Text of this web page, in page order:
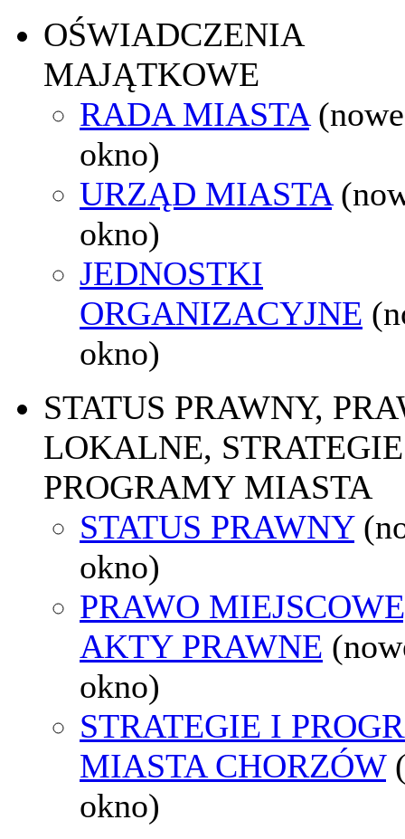
OŚWIADCZENIA
MAJĄTKOWE
RADA MIASTA (nowe
okno)
URZĄD MIASTA
okno)
JEDNOSTKI
ORGANIZACYJNE
okno)
STATUS PRAWNY,
LOKALNE,
PROGRAMY MIASTA
STATUS PRAWNY
okno)
PRAWO
AKTY PRAWNE
okno)
STRATEGIE I
MIASTA CHORZÓW
okno)